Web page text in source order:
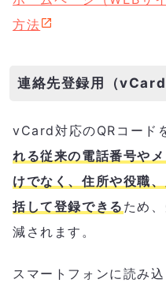
方法
連絡先登録用（
vCard対応のQRコード
れる従来の電話番号や
けでなく、住所や役職
括して登録できる ため
減されます。
スマートフォンに読み